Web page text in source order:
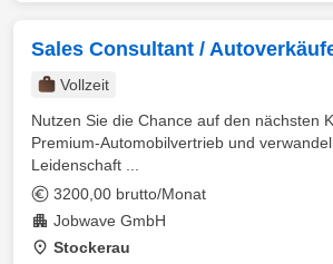
Sales Consultant /
Vollzeit
Nutzen Sie die Chance auf den nächsten
Premium-Automobilvertrieb und
Leidenschaft ...
3200,00 brutto/Monat
Jobwave GmbH
Stockerau